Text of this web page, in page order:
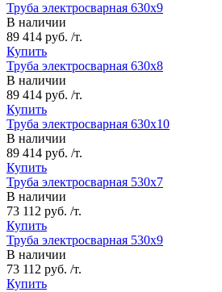
Труба электросварная 630х9
В наличии
89 414 руб. /т.
Купить
Труба электросварная 630х8
В наличии
89 414 руб. /т.
Купить
Труба электросварная 630х10
В наличии
89 414 руб. /т.
Купить
Труба электросварная 530х7
В наличии
73 112 руб. /т.
Купить
Труба электросварная 530х9
В наличии
73 112 руб. /т.
Купить